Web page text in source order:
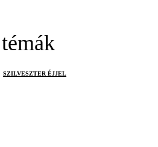
SZILVESZTER ÉJJEL